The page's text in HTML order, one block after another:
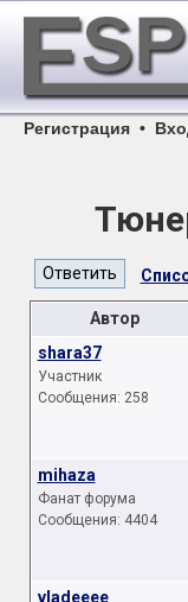
Регистрация •
Автор
shara37
Участник
Сообщения: 258
mihaza
Фанат форума
Сообщения: 4404
vladeeee